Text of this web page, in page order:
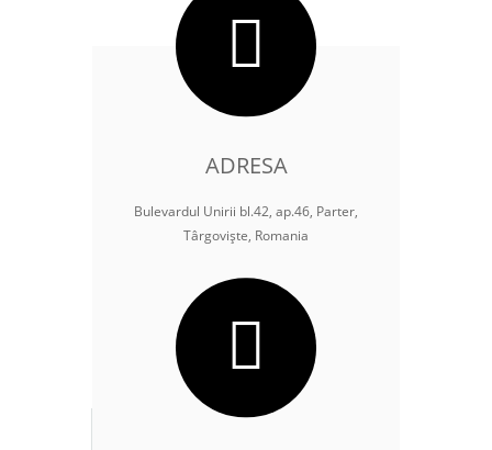
ADRESA
Bulevardul Unirii bl.42, ap.46, Parter,
Târgoviște, Romania